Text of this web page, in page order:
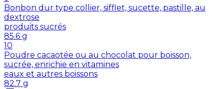
Bonbon dur type collier, sifflet, sucette, pastille, au
dextrose
produits sucrés
85.6 g
10
Poudre cacaotée ou au chocolat pour boisson,
sucrée, enrichie en vitamines
eaux et autres boissons
82.7 g